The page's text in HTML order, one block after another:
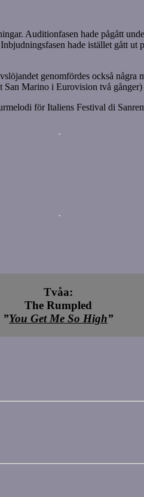
Auditionfasen hade pågått
hade istället gått
genomfördes också några
San Marino i Eurovision två
för Italiens Festival di
Tvåa:
The Rumpled
”You Get Me So High”